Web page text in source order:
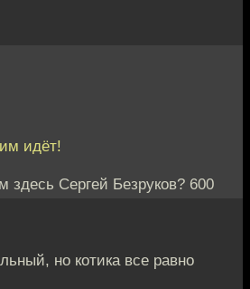
идёт!
здесь Сергей Безруков? 600
но котика все равно